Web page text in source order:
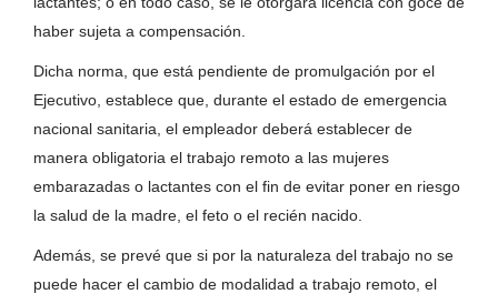
haber sujeta a compensación.
Dicha norma, que está pendiente de promulgación por el
Ejecutivo, establece que, durante el estado de emergencia
nacional sanitaria, el empleador deberá establecer de
manera obligatoria el trabajo remoto a las mujeres
embarazadas o lactantes con el fin de evitar poner en riesgo
la salud de la madre, el feto o el recién nacido.
Además, se prevé que si por la naturaleza del trabajo no se
puede hacer el cambio de modalidad a trabajo remoto, el